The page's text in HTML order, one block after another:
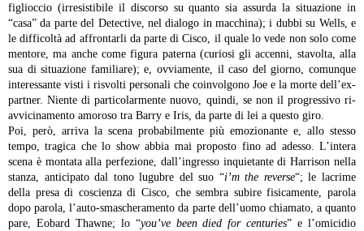
figlioccio (irresistibile il discorso su quanto sia assurda la situazione in
“casa” da parte del Detective, nel dialogo in macchina); i dubbi su Wells, e
le difficoltà ad affrontarli da parte di Cisco, il quale lo vede non solo come
mentore, ma anche come figura paterna (curiosi gli accenni, stavolta, alla
sua di situazione familiare); e, ovviamente, il caso del giorno, comunque
interessante visti i risvolti personali che coinvolgono Joe e la morte dell’ex-
partner. Niente di particolarmente nuovo, quindi, se non il progressivo ri-
avvicinamento amoroso tra Barry e Iris, da parte di lei a questo giro.
Poi, però, arriva la scena probabilmente più emozionante e, allo stesso
tempo, tragica che lo show abbia mai proposto fino ad adesso. L’intera
scena è montata alla perfezione, dall’ingresso inquietante di Harrison nella
stanza, anticipato dal tono lugubre del suo “i’m the reverse“; le lacrime
della presa di coscienza di Cisco, che sembra subire fisicamente, parola
dopo parola, l’auto-smascheramento da parte dell’uomo chiamato, a quanto
pare, Eobard Thawne; lo “you’ve been died for centuries” e l’omicidio